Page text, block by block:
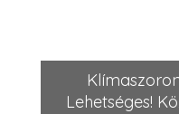
Lehetséges!